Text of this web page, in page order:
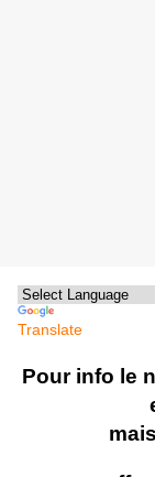
Translate
Pour info le